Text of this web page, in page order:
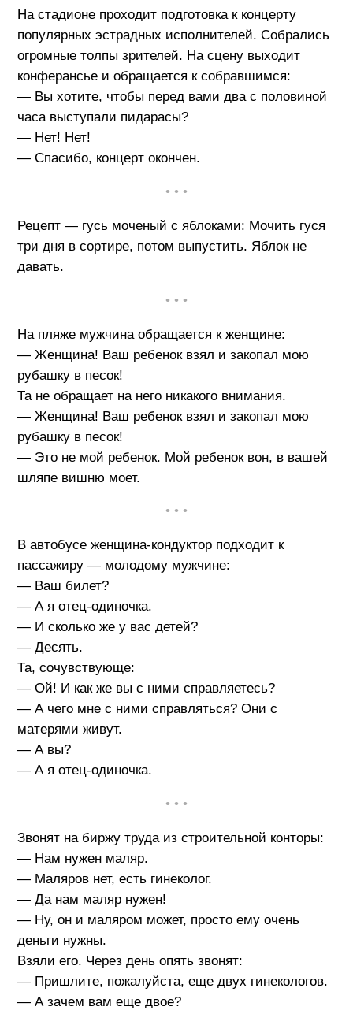
На стадионе проходит подготовка к концерту
популярных эстрадных исполнителей. Собрались
огромные толпы зрителей. На сцену выходит
конферансье и обращается к собравшимся:
— Вы хотите, чтобы перед вами два с половиной
часа выступали пидарасы?
— Нет! Нет!
— Спасибо, концерт окончен.
• • •
Рецепт — гусь моченый с яблоками: Мочить гуся
три дня в сортире, потом выпустить. Яблок не
давать.
• • •
На пляже мужчина обращается к женщине:
— Женщина! Ваш ребенок взял и закопал мою
рубашку в песок!
Та не обращает на него никакого внимания.
— Женщина! Ваш ребенок взял и закопал мою
рубашку в песок!
— Это не мой ребенок. Мой ребенок вон, в вашей
шляпе вишню моет.
• • •
В автобусе женщина-кондуктор подходит к
пассажиру — молодому мужчине:
— Ваш билет?
— А я отец-одиночка.
— И сколько же у вас детей?
— Десять.
Та, сочувствующе:
— Ой! И как же вы с ними справляетесь?
— А чего мне с ними справляться? Они с
матерями живут.
— А вы?
— А я отец-одиночка.
• • •
Звонят на биржу труда из строительной конторы:
— Нам нужен маляр.
— Маляров нет, есть гинеколог.
— Да нам маляр нужен!
— Ну, он и маляром может, просто ему очень
деньги нужны.
Взяли его. Через день опять звонят:
— Пришлите, пожалуйста, еще двух гинекологов.
— А зачем вам еще двое?